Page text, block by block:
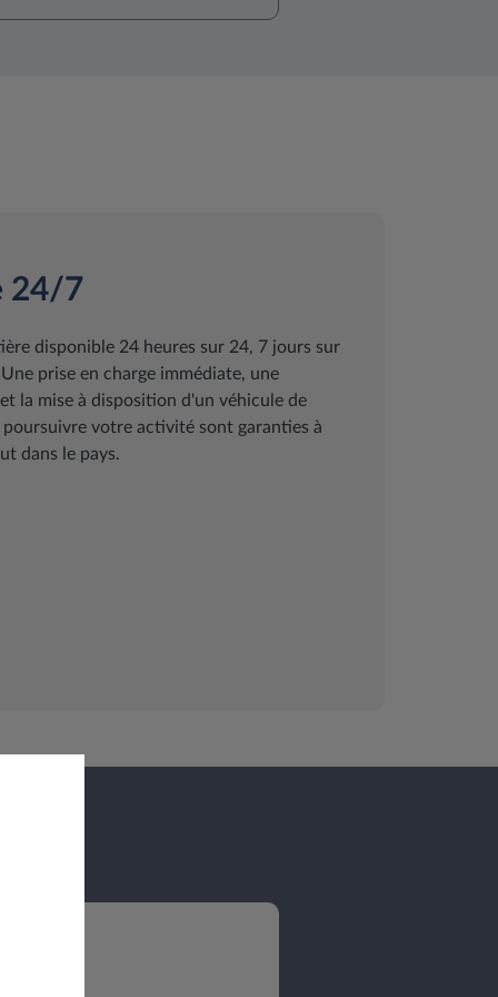
24/7
disponible 24 heures sur 24, 7 jours sur
prise en charge immédiate, une
la mise à disposition d'un véhicule de
votre activité sont garanties à
dans le pays.